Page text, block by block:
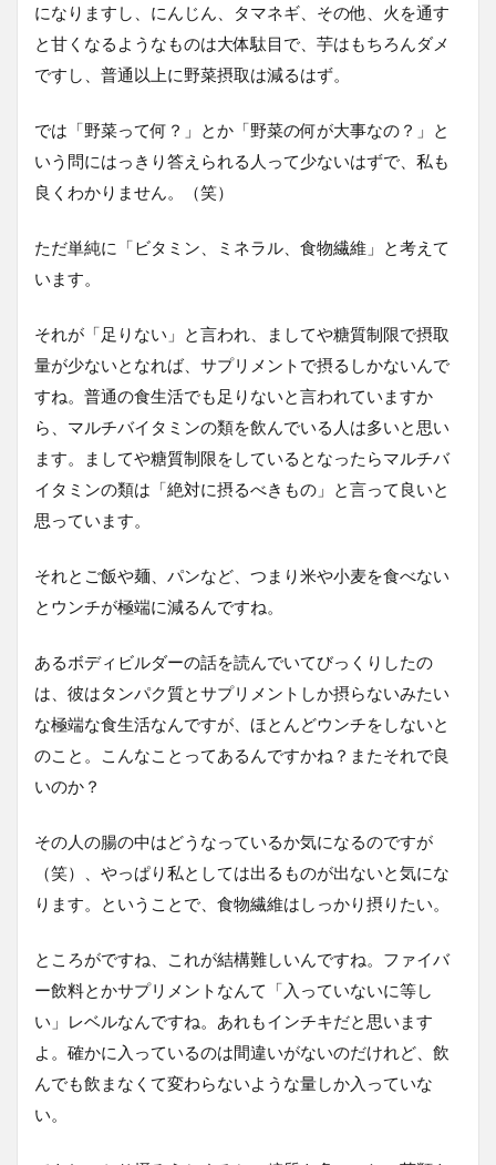
になりますし、にんじん、タマネギ、その他、火を通す
と甘くなるようなものは大体駄目で、芋はもちろんダメ
ですし、普通以上に野菜摂取は減るはず。
では「野菜って何？」とか「野菜の何が大事なの？」と
いう問にはっきり答えられる人って少ないはずで、私も
良くわかりません。（笑）
ただ単純に「ビタミン、ミネラル、食物繊維」と考えて
います。
それが「足りない」と言われ、ましてや糖質制限で摂取
量が少ないとなれば、サプリメントで摂るしかないんで
すね。普通の食生活でも足りないと言われていますか
ら、マルチバイタミンの類を飲んでいる人は多いと思い
ます。ましてや糖質制限をしているとなったらマルチバ
イタミンの類は「絶対に摂るべきもの」と言って良いと
思っています。
それとご飯や麺、パンなど、つまり米や小麦を食べない
とウンチが極端に減るんですね。
あるボディビルダーの話を読んでいてびっくりしたの
は、彼はタンパク質とサプリメントしか摂らないみたい
な極端な食生活なんですが、ほとんどウンチをしないと
のこと。こんなことってあるんですかね？またそれで良
いのか？
その人の腸の中はどうなっているか気になるのですが
（笑）、やっぱり私としては出るものが出ないと気にな
ります。ということで、食物繊維はしっかり摂りたい。
ところがですね、これが結構難しいんですね。ファイバ
ー飲料とかサプリメントなんて「入っていないに等し
い」レベルなんですね。あれもインチキだと思います
よ。確かに入っているのは間違いがないのだけれど、飲
んでも飲まなくて変わらないような量しか入っていな
い。